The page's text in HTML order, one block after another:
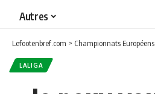
Autres
Lefootenbref.com > Championnats Européens
LALIGA